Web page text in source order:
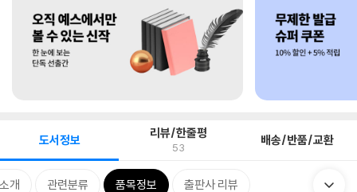
도서정보 리뷰/한줄평
53 배송/반품/교환
개 관련분류 품목정보 출판사 리뷰